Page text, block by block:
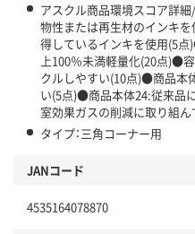
アスクル商品環境スコア詳
物性または再生材のインキ
得しているインキを使用(5
上100％未満軽量化(20点)●
クルしやすい(10点)●商品本
い(5点)●商品本体24:従来品
室効果ガスの削減に取り組
タイプ：三角コーナー用
JANコード
4535164078870